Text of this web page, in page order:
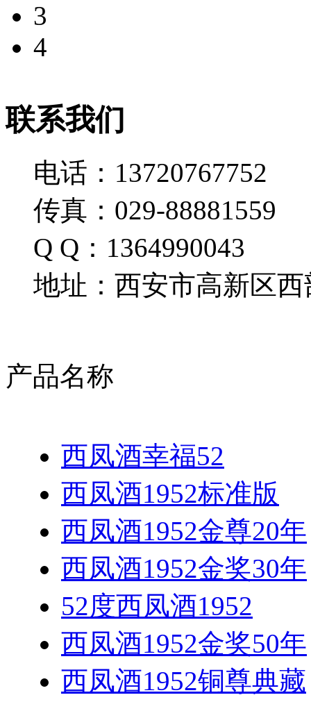
3
4
联系我们
电话：13720767752
传真：029-88881559
Q Q：1364990043
地址：西安市高新区西
产品名称
西凤酒幸福52
西凤酒1952标准版
西凤酒1952金尊20年
西凤酒1952金奖30年
52度西凤酒1952
西凤酒1952金奖50年
西凤酒1952铜尊典藏